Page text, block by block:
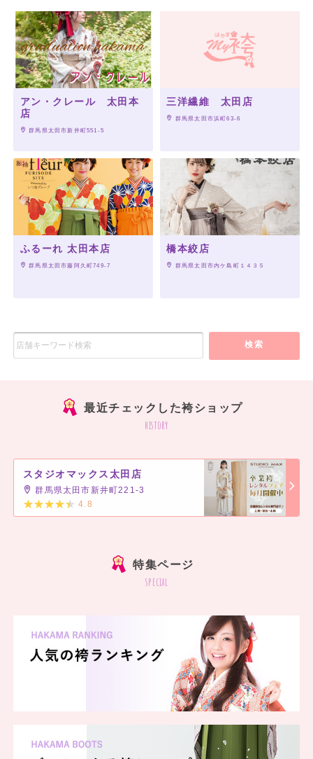
★STUDIO MAX は埼玉県、群馬県に展開中！
【埼玉】
スタジオマックス深谷店
スタジオマックス上尾店
【群馬】
アン・クレール 太田本
店
群馬県太田市新井町551-5
三洋繊維 太田店
群馬県太田市浜町63-6
ふるーれ 太田本店
群馬県太田市藤阿久町749-7
橋本絞店
群馬県太田市内ケ島町１４３５
検索
最近チェックした袴ショップ
history
スタジオマックス太田店
群馬県太田市新井町221-3
4.8
特集ページ
special